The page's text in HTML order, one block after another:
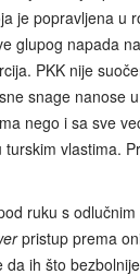
je popravljena u
glupog napada
PKK nije
snage nanose
nego i sa sve
vlastima.
ruku s
pristup prema
da ih što